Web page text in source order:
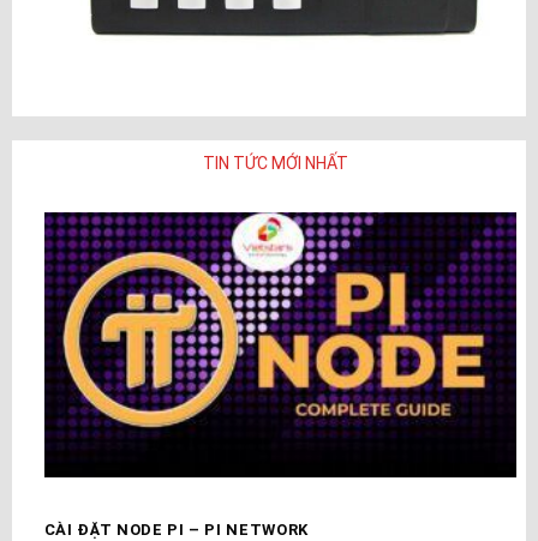
TIN TỨC MỚI NHẤT
CÀI ĐẶT NODE PI – PI NETWORK